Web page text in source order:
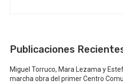
Publicaciones
Miguel Torruco, Mara Lezama y
marcha obra del primer Centro